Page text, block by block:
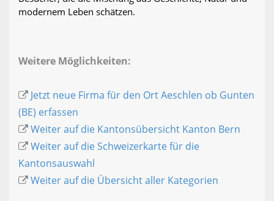
modernem Leben schätzen.
Weitere Möglichkeiten:
Jetzt neue Firma für den Ort Aeschlen ob Gunten
(BE) erfassen
Weiter auf die Kantonsübersicht Kanton Bern
Weiter auf die Schweizerkarte für die
Kantonsauswahl
Weiter auf die Übersicht aller Kategorien